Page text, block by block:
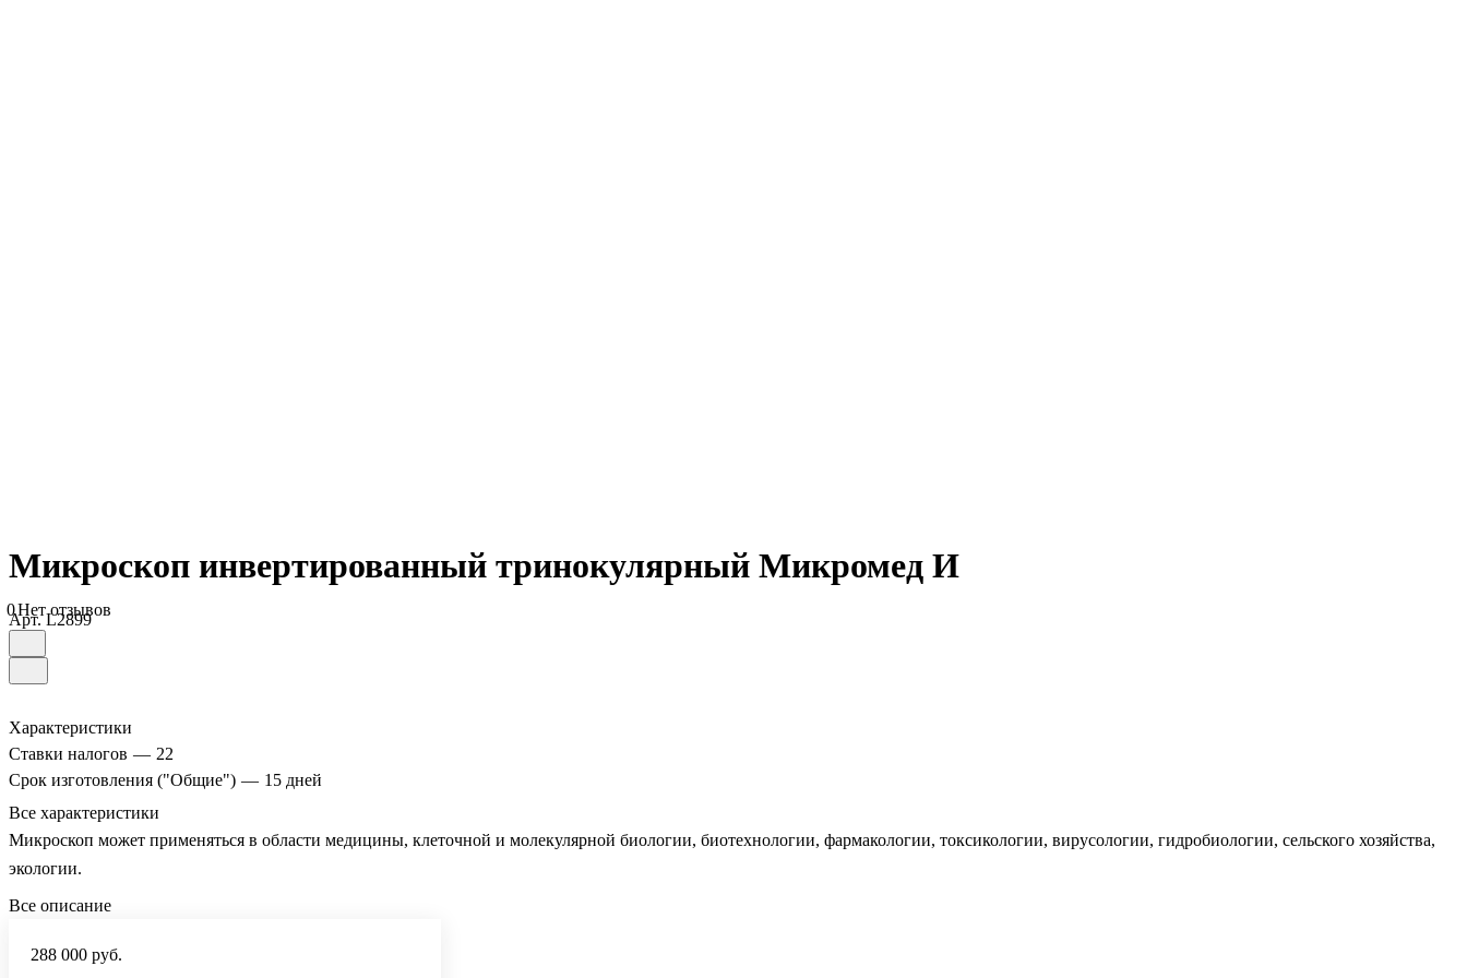
Микроскоп инвертированный тринокулярный Микромед И
0Нет отзывов
Арт.L2899
Характеристики
Ставки налогов — 22
Срок изготовления ("Общие") — 15 дней
Все характеристики
Микроскоп может применяться в области медицины, клеточной и молекулярной биологии, биотехнологии, фармакологии, токсикологии, вирусологии, гидробиологии, сельского хозяйства,
экологии.
Все описание
288 000 руб.